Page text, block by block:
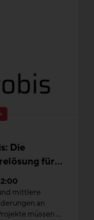
Die
für
auch mit
mittlere
an
müssen ...